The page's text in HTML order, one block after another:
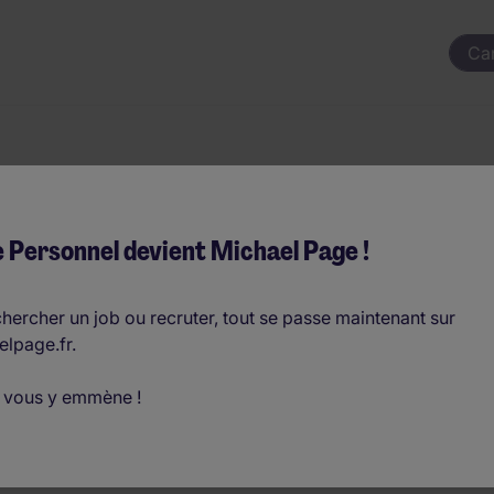
mois (€24.000 - €31.200 par an)
sécurité.
Personnel devient Michael Page !
un job ou recruter, tout se passe maintenant sur
y emmène !